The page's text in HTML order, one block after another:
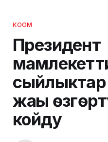
КООМ
Президент
жаңы
койду